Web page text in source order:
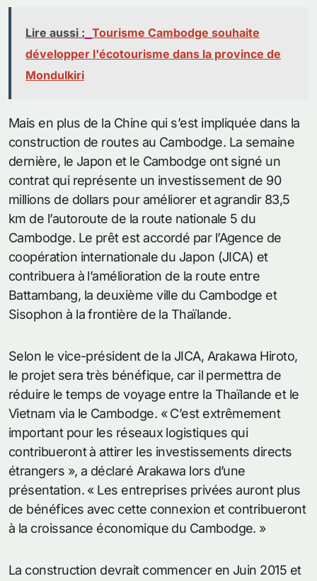
Lire aussi : Tourisme Cambodge souhaite
développer l'écotourisme dans la province de
Mondulkiri
Mais en plus de la Chine qui s’est impliquée dans la
construction de routes au Cambodge. La semaine
dernière, le Japon et le Cambodge ont signé un
contrat qui représente un investissement de 90
millions de dollars pour améliorer et agrandir 83,5
km de l’autoroute de la route nationale 5 du
Cambodge. Le prêt est accordé par l’Agence de
coopération internationale du Japon (JICA) et
contribuera à l’amélioration de la route entre
Battambang, la deuxième ville du Cambodge et
Sisophon à la frontière de la Thaïlande.
Selon le vice-président de la JICA, Arakawa Hiroto,
le projet sera très bénéfique, car il permettra de
réduire le temps de voyage entre la Thaïlande et le
Vietnam via le Cambodge. « C’est extrêmement
important pour les réseaux logistiques qui
contribueront à attirer les investissements directs
étrangers », a déclaré Arakawa lors d’une
présentation. « Les entreprises privées auront plus
de bénéfices avec cette connexion et contribueront
à la croissance économique du Cambodge. »
La construction devrait commencer en Juin 2015 et